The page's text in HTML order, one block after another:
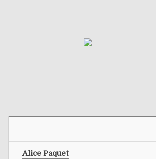
Alice Paquet